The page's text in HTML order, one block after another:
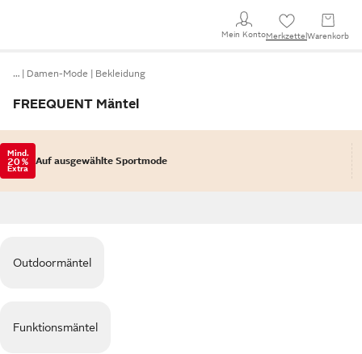
Mein KontoMerkzettel Warenkorb
… Damen-Mode Bekleidung
FREEQUENT Mäntel
Mind.
20 %
Extra
Auf ausgewählte Sportmode
Outdoormäntel
Funktionsmäntel